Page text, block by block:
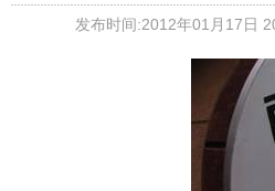
发布时间:2012年01月17日